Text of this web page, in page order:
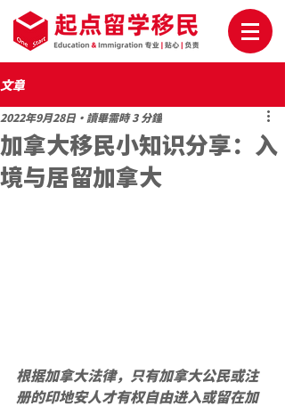
文章
加拿大移民小知识分享：入
境与居留加拿大
2022年9月28日 讀畢需時 3 分鐘
根据加拿大法律，只有加拿大公民或注
册的印地安人才有权自由进入或留在加